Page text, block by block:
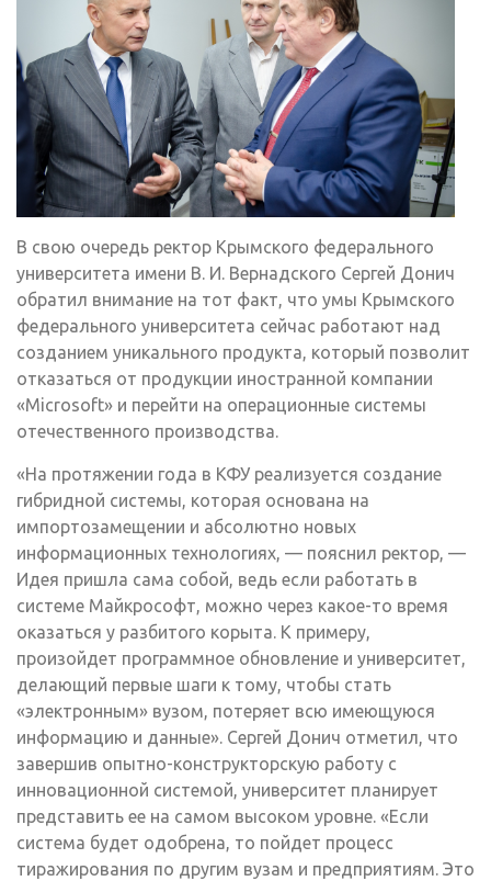
В свою очередь ректор Крымского федерального
университета имени В. И. Вернадского Сергей Донич
обратил внимание на тот факт, что умы Крымского
федерального университета сейчас работают над
созданием уникального продукта, который позволит
отказаться от продукции иностранной компании
«Microsoft» и перейти на операционные системы
отечественного производства.
«На протяжении года в КФУ реализуется создание
гибридной системы, которая основана на
импортозамещении и абсолютно новых
информационных технологиях, — пояснил ректор, —
Идея пришла сама собой, ведь если работать в
системе Майкрософт, можно через какое-то время
оказаться у разбитого корыта. К примеру,
произойдет программное обновление и университет,
делающий первые шаги к тому, чтобы стать
«электронным» вузом, потеряет всю имеющуюся
информацию и данные». Сергей Донич отметил, что
завершив опытно-конструкторскую работу с
инновационной системой, университет планирует
представить ее на самом высоком уровне. «Если
система будет одобрена, то пойдет процесс
тиражирования по другим вузам и предприятиям. Это